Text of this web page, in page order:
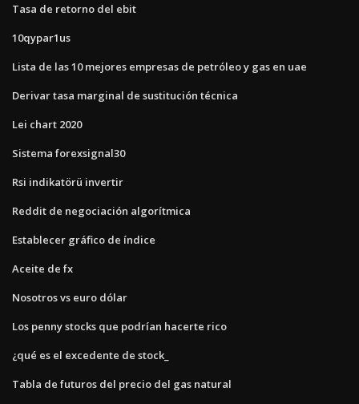
Tasa de retorno del ebit
10qypar1us
Lista de las 10 mejores empresas de petróleo y gas en uae
Derivar tasa marginal de sustitución técnica
Lei chart 2020
Sistema forexsignal30
Rsi indikatörü invertir
Reddit de negociación algorítmica
Establecer gráfico de índice
Aceite de fx
Nosotros vs euro dólar
Los penny stocks que podrían hacerte rico
¿qué es el excedente de stock_
Tabla de futuros del precio del gas natural